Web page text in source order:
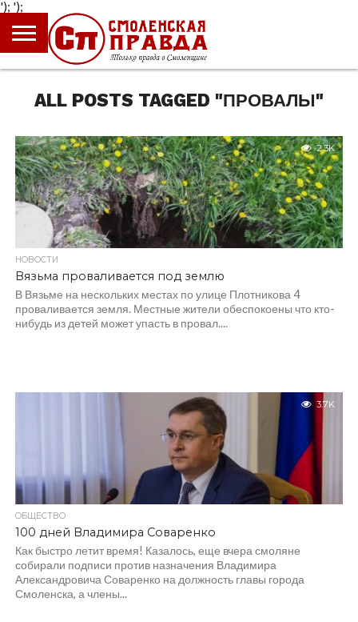
');
ГЛАВНАЯ
НОВОСТИ
ПРОИСШЕСТВИЯ
ПОЛИТИКА
КУЛЬТУРА
ЭКОНОМИКА
ОБЩЕСТВО
БЛОГИ
ALL POSTS TAGGED "ПРОВАЛЫ"
2.3K
НОВОСТИ
Вязьма проваливается под землю
В Вязьме на нескольких местах по улице Плотникова 4
проваливается земля. Местные жители обеспокоены что кто-
нибудь из детей может упасть в провал....
3.7K
ОБЩЕСТВО
100 дней Владимира Соваренко
Как быстро летит время! Казалось, еще вчера смоляне
собирали подписи против назначения Владимира
Александровича Соваренко на должность главы города
Смоленска, а члены...
');